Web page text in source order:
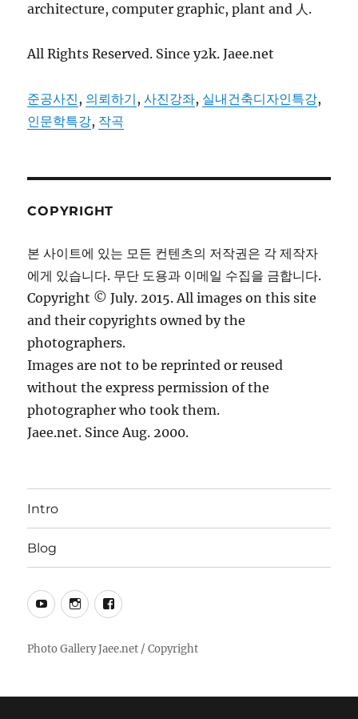
architecture, computer graphic, plant and 人.
All Rights Reserved. Since y2k. Jaee.net
준공사진, 의뢰하기,사진강좌, 실내건축디자인특강,
인문학특강, 작곡
COPYRIGHT
본 사이트에 있는 모든 컨텐츠의 저작권은 각 제작자
에게 있습니다. 무단 도용과 이메일 수집을 금합니다.
Copyright © July. 2015. All images on this site
and their copyrights owned by the
photographers.
Images are not to be reprinted or reused
without the express permission of the
photographer who took them.
Jaee.net. Since Aug. 2000.
Intro
Blog
YouTubeInstagramFacebook